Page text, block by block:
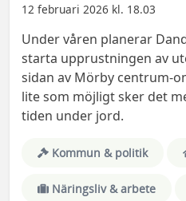
12 februari 2026 kl. 18.03
Under våren planerar
starta upprustningen av
sidan av Mörby centrum-
lite som möjligt sker det
tiden under jord.
Kommun & politik
Näringsliv & arbete